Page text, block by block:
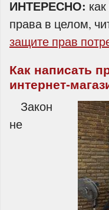
ИНТЕРЕСНО:
права в целом,
защите прав
Как написать
Закон
не